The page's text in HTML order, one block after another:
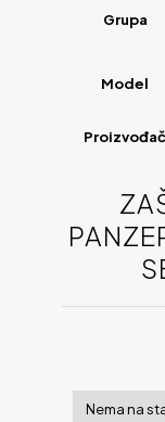
Grupa
Model
Proizvođač
Nema na